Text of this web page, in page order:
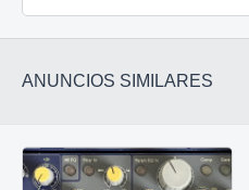
ANUNCIOS SIMILARES